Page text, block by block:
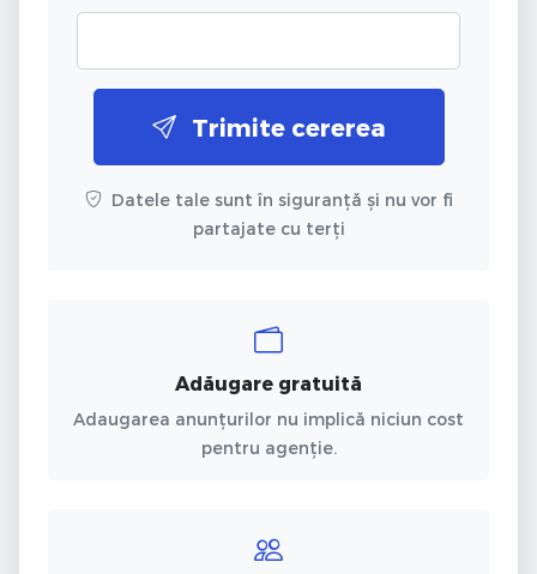
Trimite cererea
Datele tale sunt în siguranță și nu vor fi
partajate cu terți
Adăugare gratuită
Adaugarea anunțurilor nu implică niciun cost
pentru agenție.